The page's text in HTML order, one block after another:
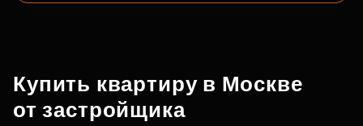
Купить квартиру в Москве
от застройщика